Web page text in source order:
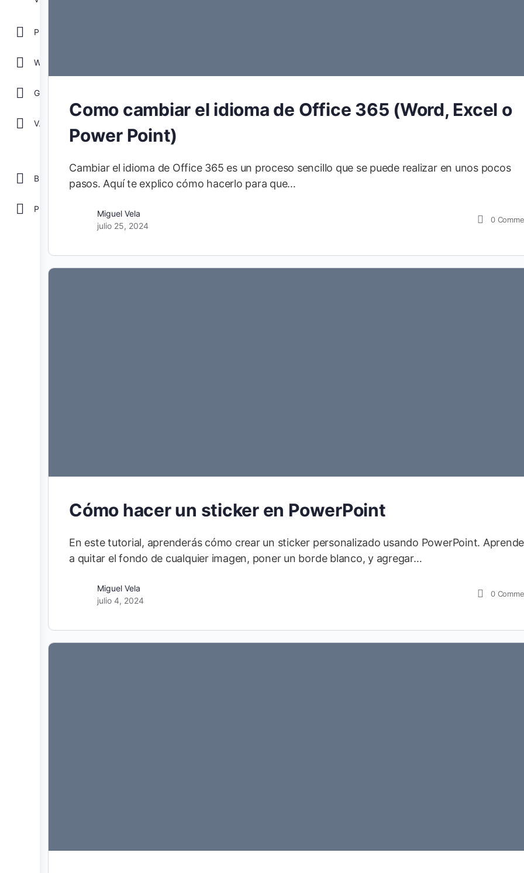
GOOGLE
Ver todos
Biblioteca
Como cambiar el idioma de Office 365 (Word, Excel o
Power Point)
Cambiar el idioma de Office 365 es un proceso sencillo que se puede realizar en unos pocos
pasos. Aquí te explico cómo hacerlo para que…
Miguel Vela
julio 25, 2024
0
Cómo hacer un sticker en PowerPoint
En este tutorial, aprenderás cómo crear un sticker personalizado usando PowerPoint.
a quitar el fondo de cualquier imagen, poner un borde blanco, y agregar…
Miguel Vela
julio 4, 2024
0